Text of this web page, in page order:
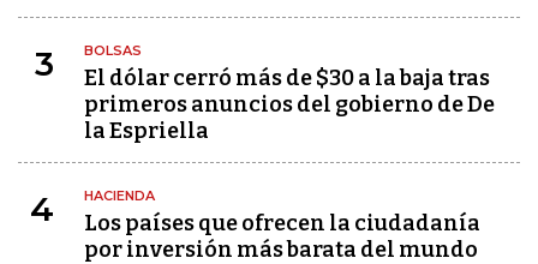
3 BOLSAS
El dólar cerró más de $30 a la baja tras
primeros anuncios del gobierno de De
la Espriella
4 HACIENDA
Los países que ofrecen la ciudadanía
por inversión más barata del mundo